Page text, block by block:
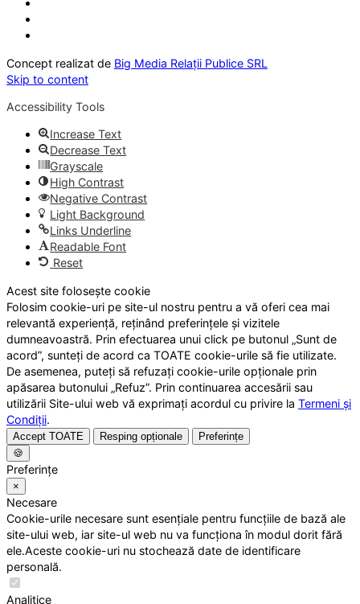
Concept realizat de Big Media Relații Publice SRL
Skip to content
Accessibility Tools
Increase Text
Decrease Text
Grayscale
High Contrast
Negative Contrast
Light Background
Links Underline
Readable Font
Reset
Acest site folosește cookie
Folosim cookie-uri pe site-ul nostru pentru a vă oferi cea mai
relevantă experiență, reținând preferințele și vizitele
dumneavoastră. Prin efectuarea unui click pe butonul „Sunt de
acord”, sunteți de acord ca TOATE cookie-urile să fie utilizate.
De asemenea, puteți să refuzați cookie-urile opționale prin
apăsarea butonului „Refuz”. Prin continuarea accesării sau
utilizării Site-ului web vă exprimați acordul cu privire la Termeni și
Condiții.
Accept TOATE Resping opționale
Preferințe
🍪
Preferințe
×
Necesare
Cookie-urile necesare sunt esențiale pentru funcțiile de bază ale
site-ului web, iar site-ul web nu va funcționa în modul dorit fără
ele.Aceste cookie-uri nu stochează date de identificare
personală.
Analitice